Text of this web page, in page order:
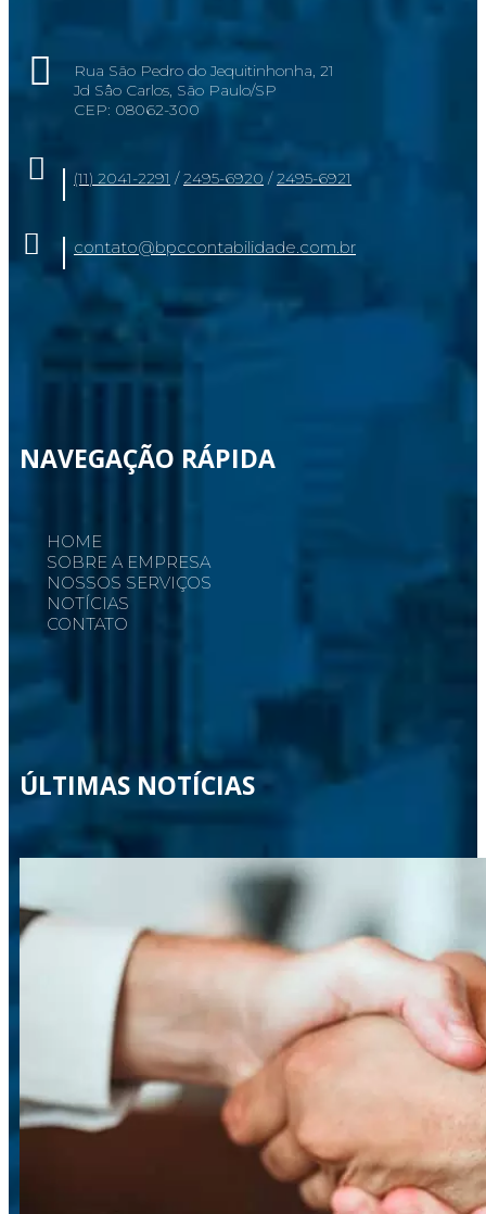
Rua São Pedro do Jequitinhonha, 21
Jd Sâo Carlos, São Paulo/SP
CEP: 08062-300
(11) 2041-2291 /2495-6920 /2495-6921
contato@bpccontabilidade.com.br
NAVEGAÇÃO RÁPIDA
HOME
SOBRE A EMPRESA
NOSSOS SERVIÇOS
NOTÍCIAS
CONTATO
ÚLTIMAS NOTÍCIAS